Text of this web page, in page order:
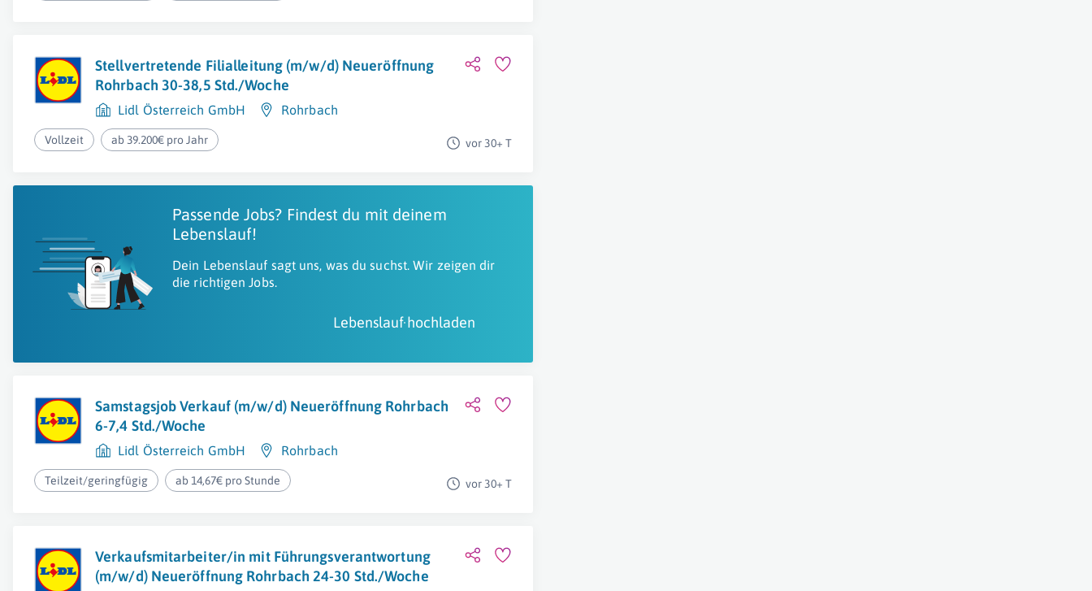
Stellvertretende Filialleitung (m/w/d) Neueröffnung
Rohrbach 30-38,5 Std./Woche
Lidl Österreich GmbH Rohrbach
Vollzeit ab 39.200€ pro Jahr vor 30+ T
Passende Jobs? Findest du mit deinem
Lebenslauf!
Dein Lebenslauf sagt uns, was du suchst. Wir zeigen dir
die richtigen Jobs.
Lebenslauf hochladen
Samstagsjob Verkauf (m/w/d) Neueröffnung Rohrbach
6-7,4 Std./Woche
Lidl Österreich GmbH Rohrbach
Teilzeit/geringfügig ab 14,67€ pro Stunde vor 30+ T
Verkaufsmitarbeiter/in mit Führungsverantwortung
(m/w/d) Neueröffnung Rohrbach 24-30 Std./Woche